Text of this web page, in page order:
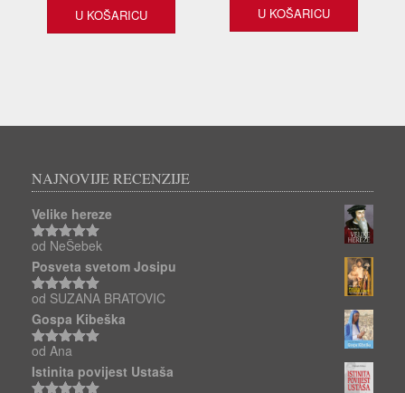
je:
19,64 €.
U KOŠARICU U KOŠARICU
NAJNOVIJE RECENZIJE
Velike hereze
Ocjenjeno5
od 5
od NeŠebek
Posveta svetom Josipu
Ocjenjeno5
od 5
od SUZANA BRATOVIC
Gospa Kibeška
Ocjenjeno
od 5
od Ana
Istinita povijest Ustaša